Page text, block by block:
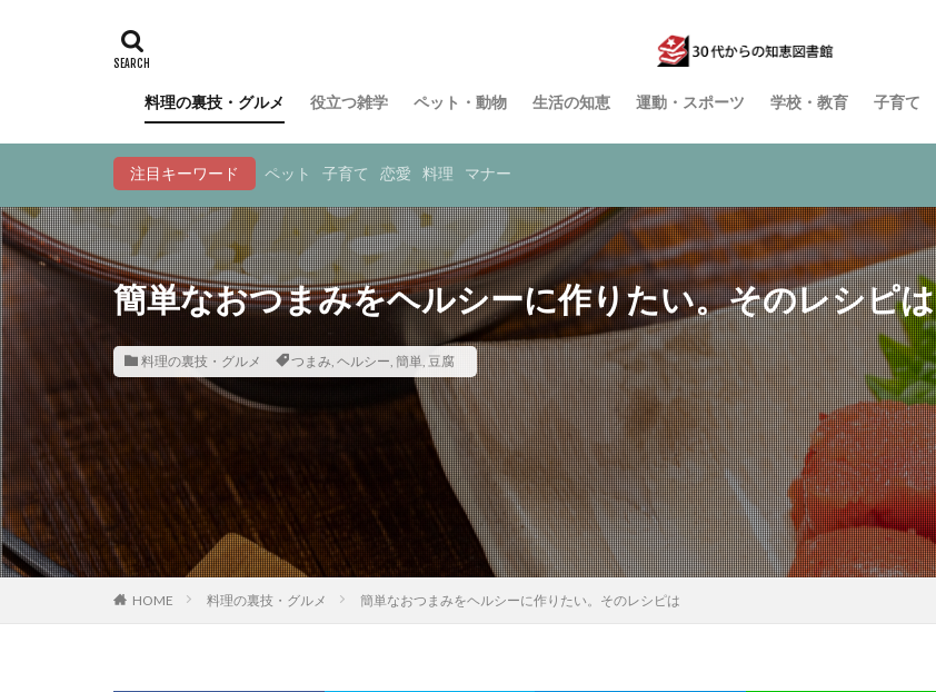
料理の裏技・グルメ 役立つ雑学 ペット・動物 生活の知恵 運動・スポーツ 学校・教育 子育て
注目キーワード ペット 子育て 恋愛 料理 マナー
簡単なおつまみをヘルシーに作りたい。そのレシピは
料理の裏技・グルメ つまみ, ヘルシー, 簡単, 豆腐
HOME 料理の裏技・グルメ 簡単なおつまみをヘルシーに作りたい。そのレシピは